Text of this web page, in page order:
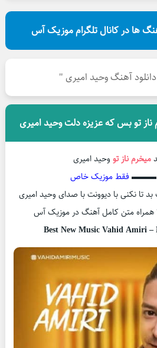
ها در کانال تلگرام موزیک آس
دانلود آهنگ وحید امیری "
ناز تو بس که عزیزه دلت وحید امیری
میخرم ناز تو وحید امیری
▬▬▬ فقط موزیک خاص
تا نکنی با دیوونت با صدای وحید امیری
Best New Music Vahid Amiri